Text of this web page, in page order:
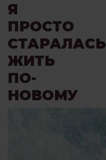
Я
ПРОСТО
СТАРАЛАСЬ
ЖИТЬ
ПО-
НОВОМУ